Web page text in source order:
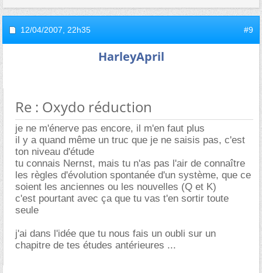
12/04/2007, 22h35 #9
HarleyApril
Re : Oxydo réduction
je ne m'énerve pas encore, il m'en faut plus
il y a quand même un truc que je ne saisis pas, c'est
ton niveau d'étude
tu connais Nernst, mais tu n'as pas l'air de connaître
les règles d'évolution spontanée d'un système, que ce
soient les anciennes ou les nouvelles (Q et K)
c'est pourtant avec ça que tu vas t'en sortir toute
seule
j'ai dans l'idée que tu nous fais un oubli sur un
chapitre de tes études antérieures ...